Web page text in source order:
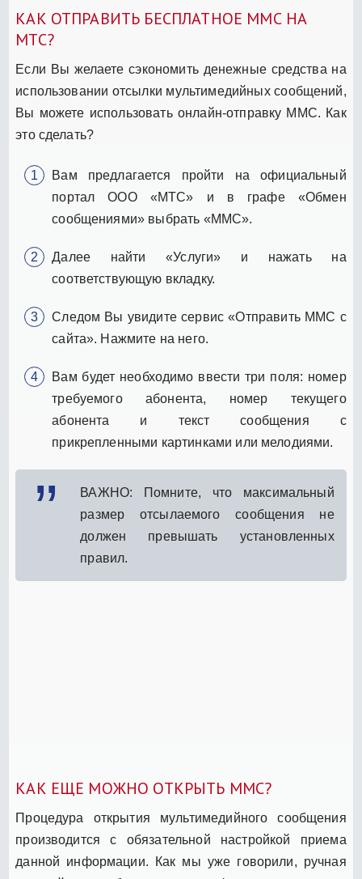
КАК ОТПРАВИТЬ БЕСПЛАТНОЕ ММС НА
МТС?
Если Вы желаете сэкономить денежные средства на
использовании отсылки мультимедийных сообщений,
Вы можете использовать онлайн-отправку ММС. Как
это сделать?
Вам предлагается пройти на официальный
портал ООО «МТС» и в графе «Обмен
сообщениями» выбрать «ММС».
Далее найти «Услуги» и нажать на
соответствующую вкладку.
Следом Вы увидите сервис «Отправить ММС с
сайта». Нажмите на него.
Вам будет необходимо ввести три поля: номер
требуемого абонента, номер текущего
абонента и текст сообщения с
прикрепленными картинками или мелодиями.
ВАЖНО: Помните, что максимальный
размер отсылаемого сообщения не
должен превышать установленных
правил.
КАК ЕЩЕ МОЖНО ОТКРЫТЬ ММС?
Процедура открытия мультимедийного сообщения
производится с обязательной настройкой приема
данной информации. Как мы уже говорили, ручная